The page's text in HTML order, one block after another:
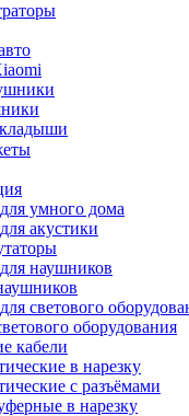
умного дома
акустики
наушников
светового
оборудования
кабели
в нарезку
с разъёмами
в нарезку